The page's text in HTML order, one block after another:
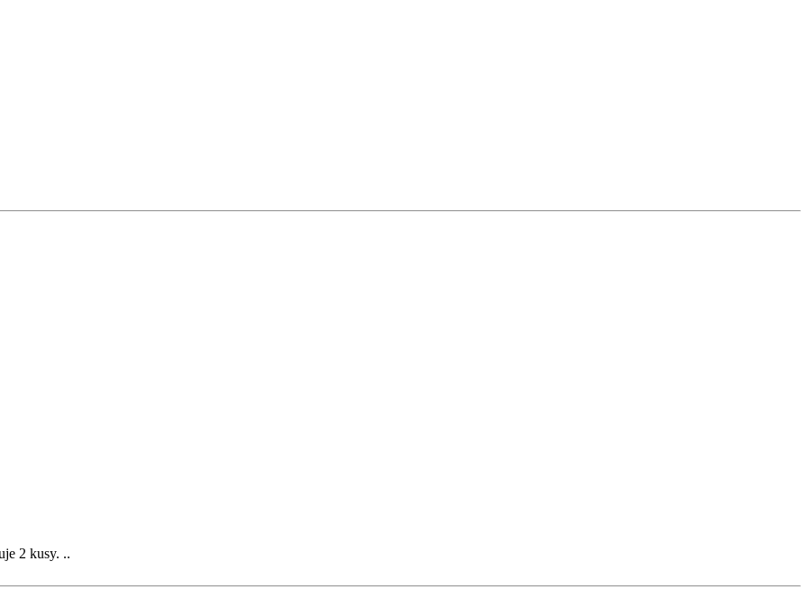
2 kusy. ..